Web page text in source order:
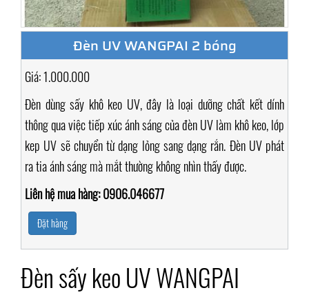
Đèn UV WANGPAI 2 bóng
Giá: 1.000.000
Đèn dùng sấy khô keo UV, đây là loại dưỡng chất kết dính
thông qua việc tiếp xúc ánh sáng của đèn UV làm khô keo, lớp
kep UV sẽ chuyển từ dạng lỏng sang dạng rắn. Đèn UV phát
ra tia ánh sáng mà mắt thường không nhìn thấy được.
Liên hệ mua hàng: 0906.046677
Đặt hàng
Đèn sấy keo UV WANGPAI